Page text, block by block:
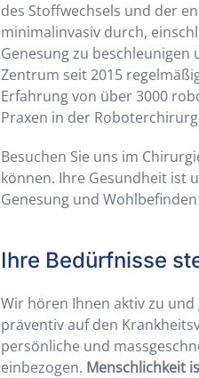
des Stoffwechsels und der
minimalinvasiv durch,
Genesung zu
Zentrum seit 2015
Erfahrung von über 3000
Praxen in der
Besuchen Sie uns im
können. Ihre Gesundheit ist
Genesung und
Ihre Bedürfnisse
Wir hören Ihnen aktiv zu
präventiv auf den
persönliche und
einbezogen. Menschlichkeit